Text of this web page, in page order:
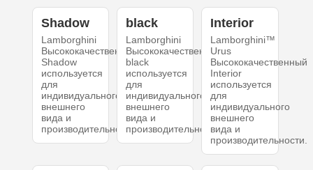
Shadow
Lamborghini
Высококачественный
Shadow
используется
для
индивидуального
внешнего
вида и
производительности.
black
Lamborghini
Высококачественный
black
используется
для
индивидуального
внешнего
вида и
производительности.
Interior
Lamborghini™
Urus
Высококачественный
Interior
используется
для
индивидуального
внешнего
вида и
производительности.